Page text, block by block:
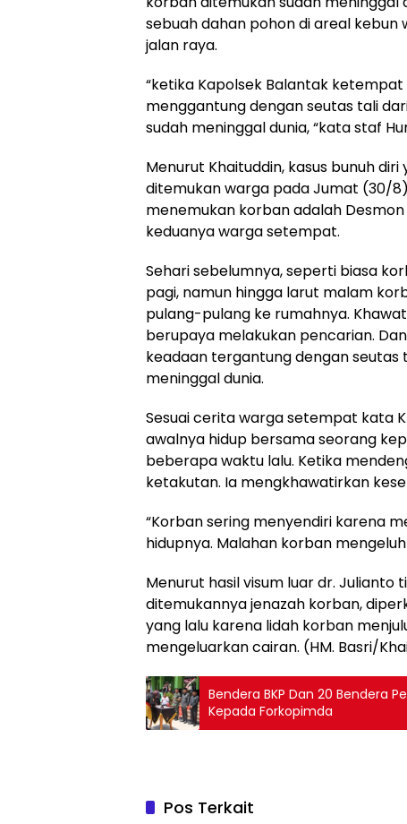
sebuah dahan pohon di areal
jalan raya.
“ketika Kapolsek Balantak
menggantung dengan seutas tali
sudah meninggal dunia, “kata staf
Menurut Khaituddin, kasus bunuh
ditemukan warga pada Jumat (30/
menemukan korban adalah
keduanya warga setempat.
Sehari sebelumnya, seperti biasa
pagi, namun hingga larut malam
pulang-pulang ke rumahnya.
berupaya melakukan pencarian.
keadaan tergantung dengan seutas
meninggal dunia.
Sesuai cerita warga setempat kata
awalnya hidup bersama seorang
beberapa waktu lalu. Ketika
ketakutan. Ia mengkhawatirkan
“Korban sering menyendiri karena
hidupnya. Malahan korban
Menurut hasil visum luar dr. Julianto
ditemukannya jenazah korban,
yang lalu karena lidah korban
mengeluarkan cairan. (HM. Basri/
Bendera BKP Dan 20 Bendera
Kepada Forkopimda
Pos Terkait